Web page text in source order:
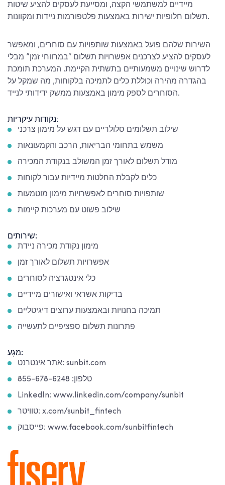
מיידיים למשתמשי הקצה, ומסייעת לעסקים להציע שיטות
תשלום חלופיות ישירות באמצעות פלטפורמות ניידות ומקוונות.
השירות שלהם פועל באמצעות שותפויות עם סוחרים, ומאפשר
לעסקים להציע לצרכנים אפשרויות תשלום “במרווחי זמן” מבלי
לדרוש שינויים משמעותיים בתשתית הקיימת. המערכת תומכת
בהגדרה מהירה וכוללת כלים לתמיכה בלקוחות, מה שמקל על
הסוחרים לספק מימון באמצעות ממשק ידידותי לנייד.
נקודות עיקריות:
שילוב תשלומים סלולריים עם דגש על מימון צרכני
משמש בתחומי הבריאות, הרכב והקמעונאות
מודל תשלום לאורך זמן המשולב בנקודת המכירה
כלים לקבלת החלטות מיידיות עבור לקוחות
שותפויות סוחרים לאפשרויות מימון מוטמעות
שילוב פשוט עם מערכות קיימות
שירותים:
מימון נקודת מכירה ניידת
אפשרויות תשלום לאורך זמן
כלי אינטגרציה לסוחרים
בדיקות אשראי ואישורים מיידיים
תמיכה בחנויות ובאמצעות ערוצים דיגיטליים
פתרונות תשלום ספציפיים לתעשייה
מַגָע:
אתר אינטרנט: sunbit.com
טלפון: 855-678-6248
LinkedIn: www.linkedin.com/company/sunbit
טוויטר: x.com/sunbit_fintech
פייסבוק: www.facebook.com/sunbitfintech